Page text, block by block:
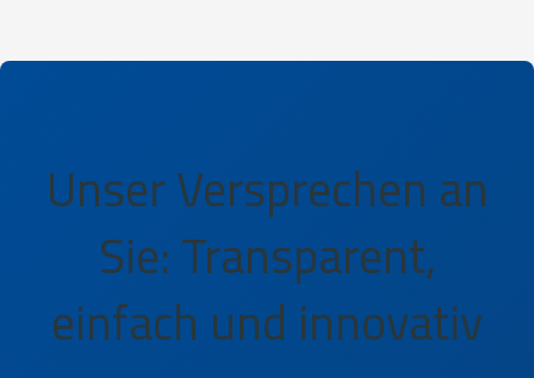
Unser Versprechen an
Sie: Transparent,
einfach und innovativ